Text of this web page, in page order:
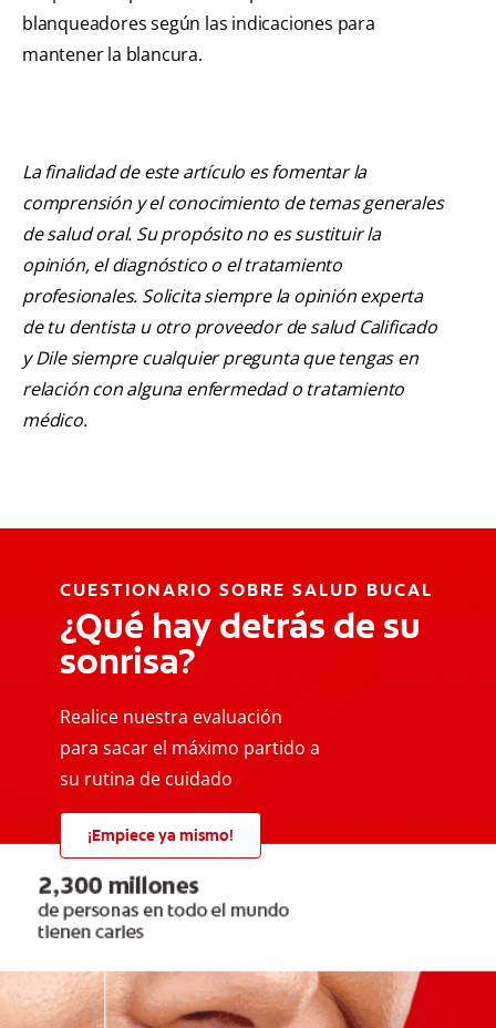
blanqueadores según las indicaciones para
mantener la blancura.
La finalidad de este artículo es fomentar la
comprensión y el conocimiento de temas generales
de salud oral. Su propósito no es sustituir la
opinión, el diagnóstico o el tratamiento
profesionales. Solicita siempre la opinión experta
de tu dentista u otro proveedor de salud Calificado
y Dile siempre cualquier pregunta que tengas en
relación con alguna enfermedad o tratamiento
médico.
CUESTIONARIO SOBRE SALUD BUCAL
¿Qué hay detrás de su
sonrisa?
Realice nuestra evaluación
para sacar el máximo partido a
su rutina de cuidado
¡Empiece ya mismo!